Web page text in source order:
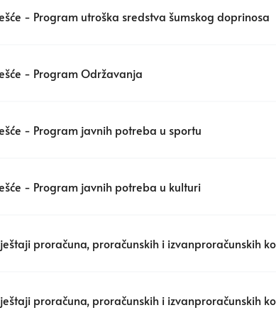
- Program utroška sredstva šumskog doprinosa
- Program Održavanja
- Program javnih potreba u sportu
- Program javnih potreba u kulturi
proračuna, proračunskih i izvanproračunskih
proračuna, proračunskih i izvanproračunskih